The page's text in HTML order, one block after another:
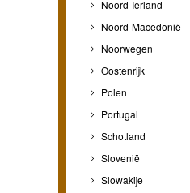
Noord-Ierland
Noord-Macedonië
Noorwegen
Oostenrijk
Polen
Portugal
Schotland
Slovenië
Slowakije